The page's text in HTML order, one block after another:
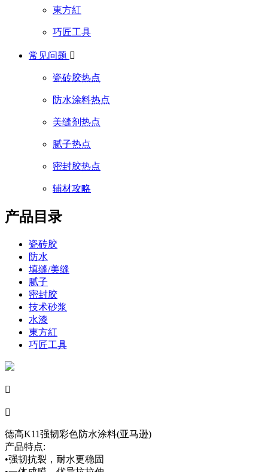
東方紅
巧匠工具
常见问题 
瓷砖胶热点
防水涂料热点
美缝剂热点
腻子热点
密封胶热点
辅材攻略
产品目录
瓷砖胶
防水
填缝/美缝
腻子
密封胶
技术砂浆
水漆
東方紅
巧匠工具


德高K11强韧彩色防水涂料(亚马逊)
产品特点:
•强韧抗裂，耐水更稳固